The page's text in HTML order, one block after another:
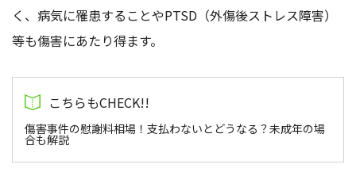
く、病気に罹患することやPTSD（外傷後ストレス障害）
等も傷害にあたり得ます。
傷害事件の慰謝料相場！支払わないとどうなる？未成年の場
合も解説